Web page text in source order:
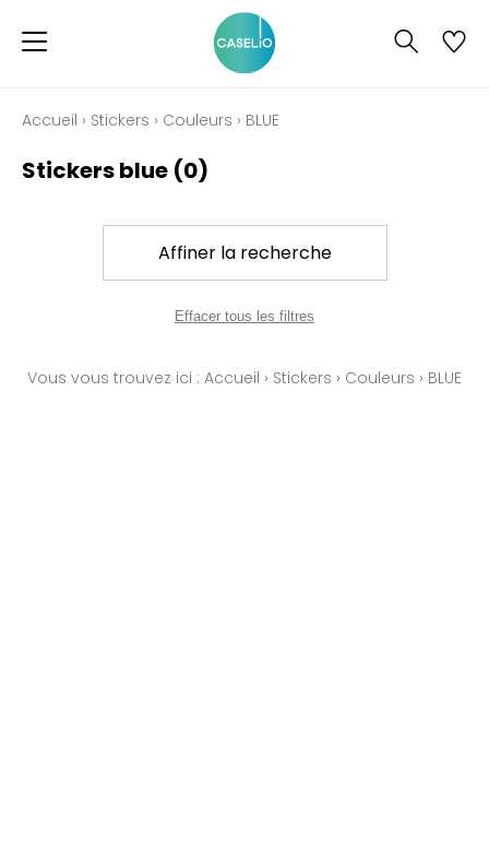
Accueil › Stickers › Couleurs › BLUE
Stickers blue (0)
Affiner la recherche
Effacer tous les filtres
Vous vous trouvez ici : Accueil › Stickers › Couleurs › BLUE